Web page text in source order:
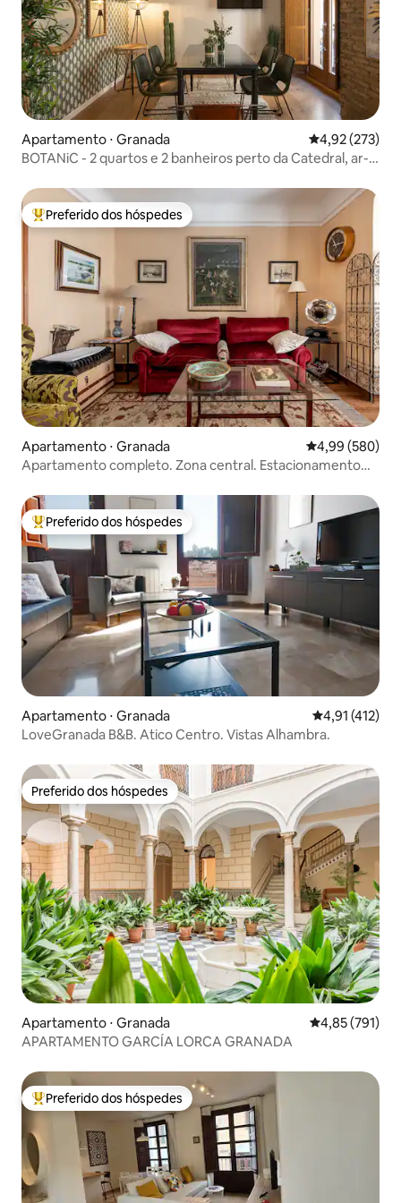
Apartamento ⋅ Granada 4,92 de uma
4,92 (273)
BOTANiC - 2 quartos e 2 banheiros perto da Catedral, ar-
Entre os melhores preferidos dos hóspedes
Preferido dos hóspedes
Apartamento ⋅ Granada 4,99 de uma
4,99 (580)
Apartamento completo. Zona central. Estacionamento
Entre os melhores preferidos dos hóspedes
Preferido dos hóspedes
Apartamento ⋅ Granada 4,91 de uma
4,91 (412)
LoveGranada B&B. Atico Centro. Vistas Alhambra.
Preferido dos hóspedes
Preferido dos hóspedes
Apartamento ⋅ Granada 4,85 de uma
4,85 (791)
APARTAMENTO GARCÍA LORCA GRANADA
Entre os melhores preferidos dos hóspedes
Preferido dos hóspedes